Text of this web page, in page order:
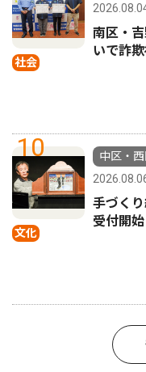
社会
南区・
いで詐
10
文化
中区・
手づく
受付開始